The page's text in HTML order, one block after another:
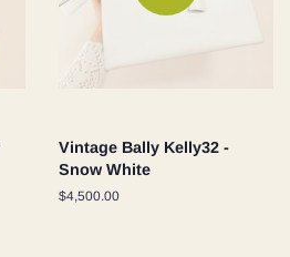
Vintage Bally Kelly32 -
Snow White
定
$4,500.00